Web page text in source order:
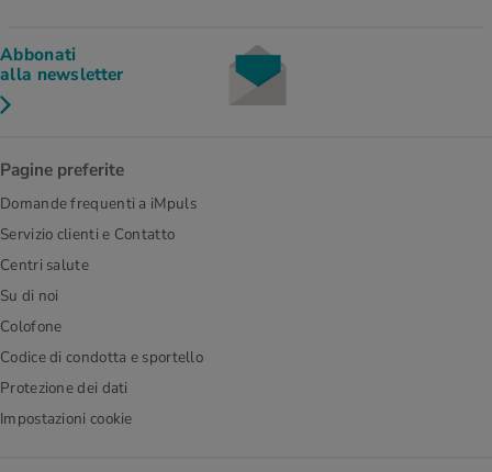
Abbonati
alla newsletter
Pagine preferite
Domande frequenti a iMpuls
Servizio clienti e Contatto
Centri salute
Su di noi
Colofone
Codice di condotta e sportello
Protezione dei dati
Impostazioni cookie